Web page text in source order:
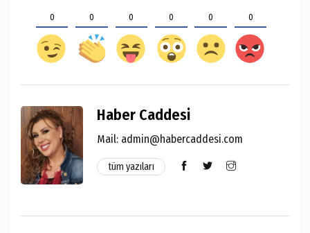
0 0 0 0 0 0
Haber Caddesi
Mail: admin@habercaddesi.com
tüm yazıları